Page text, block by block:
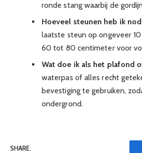
ronde stang waarbij de
Hoeveel steunen heb ik
laatste steun op ongeveer
60 tot 80 centimeter voor
Wat doe ik als het plafond
waterpas of alles recht
bevestiging te gebruiken,
ondergrond.
SHARE.